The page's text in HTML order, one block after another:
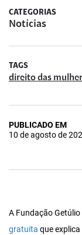
CATEGORIAS
Notícias
TAGS
direito das
PUBLICADO EM
10 de agosto de
A Fundação
gratuita que